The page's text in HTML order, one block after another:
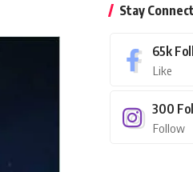
Stay
65k
Like
300
Follow